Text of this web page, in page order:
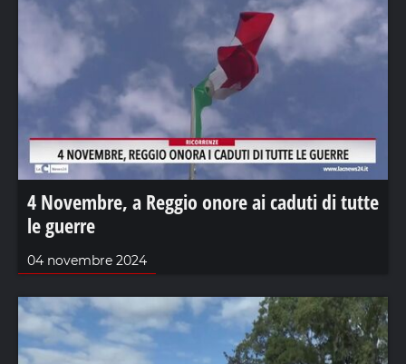
4 Novembre, a Reggio onore ai caduti di tutte
le guerre
04 novembre 2024